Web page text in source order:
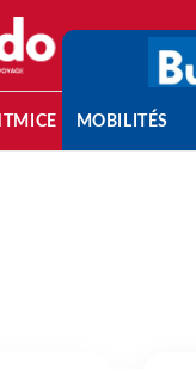
MICE MOBILITÉS